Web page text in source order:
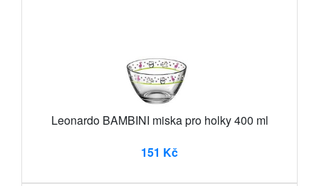
Leonardo BAMBINI miska pro holky 400 ml
151 Kč